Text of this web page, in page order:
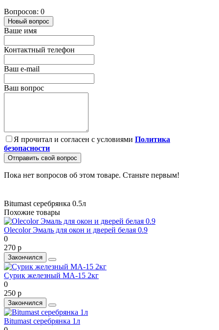
Вопросов: 0
Новый вопрос
Ваше имя
Контактный телефон
Ваш e-mail
Ваш вопрос
Я прочитал и согласен с условиями Политика
безопасности
Отправить свой вопрос
Пока нет вопросов об этом товаре. Станьте первым!
Bitumast серебрянка 0.5л
Похожие товары
Olecolor Эмаль для окон и дверей белая 0.9
0
270 р
Закончился
Cурик железный МА-15 2кг
0
250 р
Закончился
Bitumast серебрянка 1л